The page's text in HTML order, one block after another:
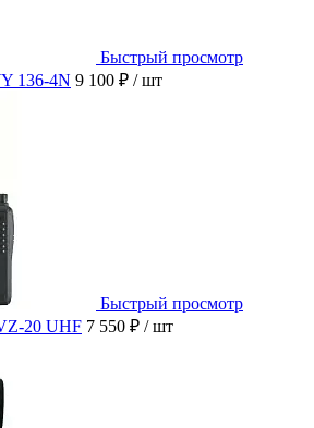
Быстрый просмотр
136-4N 9 100 ₽ / шт
Быстрый просмотр
20 UHF 7 550 ₽ / шт